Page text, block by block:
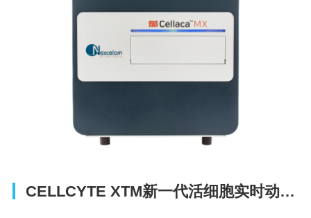
CELLCYTE XTM新一代活细胞实时动态成像及功能分析系统